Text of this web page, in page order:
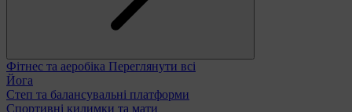
Фітнес та аеробіка Переглянути всі
Йога
Степ та балансувальні платформи
Спортивні килимки та мати